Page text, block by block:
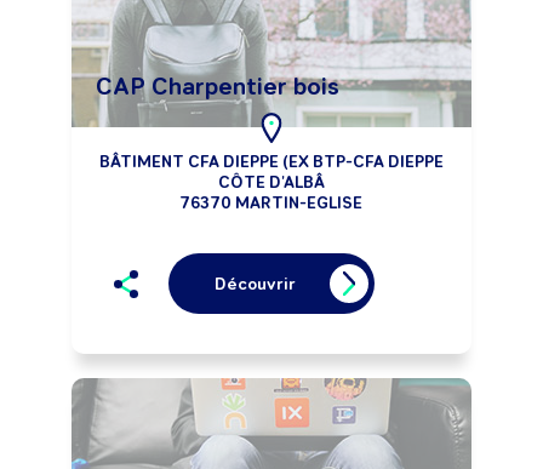
CAP Charpentier bois
BÂTIMENT CFA DIEPPE (EX BTP-CFA DIEPPE
CÔTE D'ALBÂ
76370 MARTIN-EGLISE
Découvrir